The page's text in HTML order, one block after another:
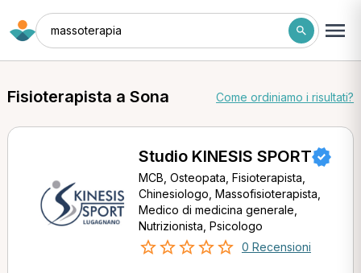
massoterapia
Fisioterapista a Sona Come ordiniamo i risultati?
Studio KINESIS SPORT
MCB, Osteopata, Fisioterapista,
Chinesiologo, Massofisioterapista,
Medico di medicina generale,
Nutrizionista, Psicologo
0 Recensioni